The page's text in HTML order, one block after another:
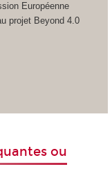
Européenne
projet Beyond 4.0
ou